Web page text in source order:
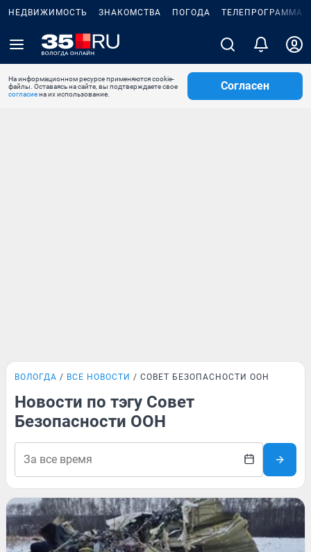
НЕДВИЖИМОСТЬ ЗНАКОМСТВА ПОГОДА ТЕЛЕПРОГРАММА
На информационном ресурсе применяются cookie-
файлы. Оставаясь на сайте, вы подтверждаете свое
согласиена их использование.
Согласен
ВОЛОГДА ВСЕ НОВОСТИ СОВЕТ БЕЗОПАСНОСТИ ООН
Новости по тэгу Совет
Безопасности ООН